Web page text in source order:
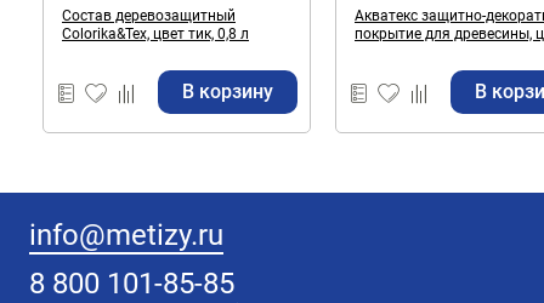
Состав деревозащитный
Colorika&Tex, цвет тик, 0,8 л
В корзину
Акватекс защитно-декоративное
покрытие для древесины,
В
info@metizy.ru
8 800 101-85-85